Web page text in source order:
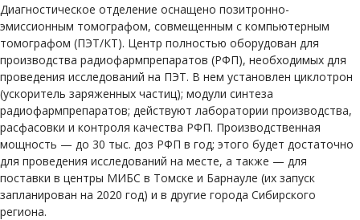
Диагностическое отделение оснащено позитронно-
эмиссионным томографом, совмещенным с компьютерным
томографом (ПЭТ/КТ). Центр полностью оборудован для
производства радиофармпрепаратов (РФП), необходимых для
проведения исследований на ПЭТ. В нем установлен циклотрон
(ускоритель заряженных частиц); модули синтеза
радиофармпрепаратов; действуют лаборатории производства,
расфасовки и контроля качества РФП. Производственная
мощность — до 30 тыс. доз РФП в год; этого будет достаточно
для проведения исследований на месте, а также — для
поставки в центры МИБС в Томске и Барнауле (их запуск
запланирован на 2020 год) и в другие города Сибирского
региона.